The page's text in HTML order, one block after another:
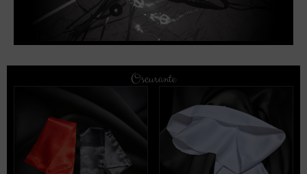
Oscurante